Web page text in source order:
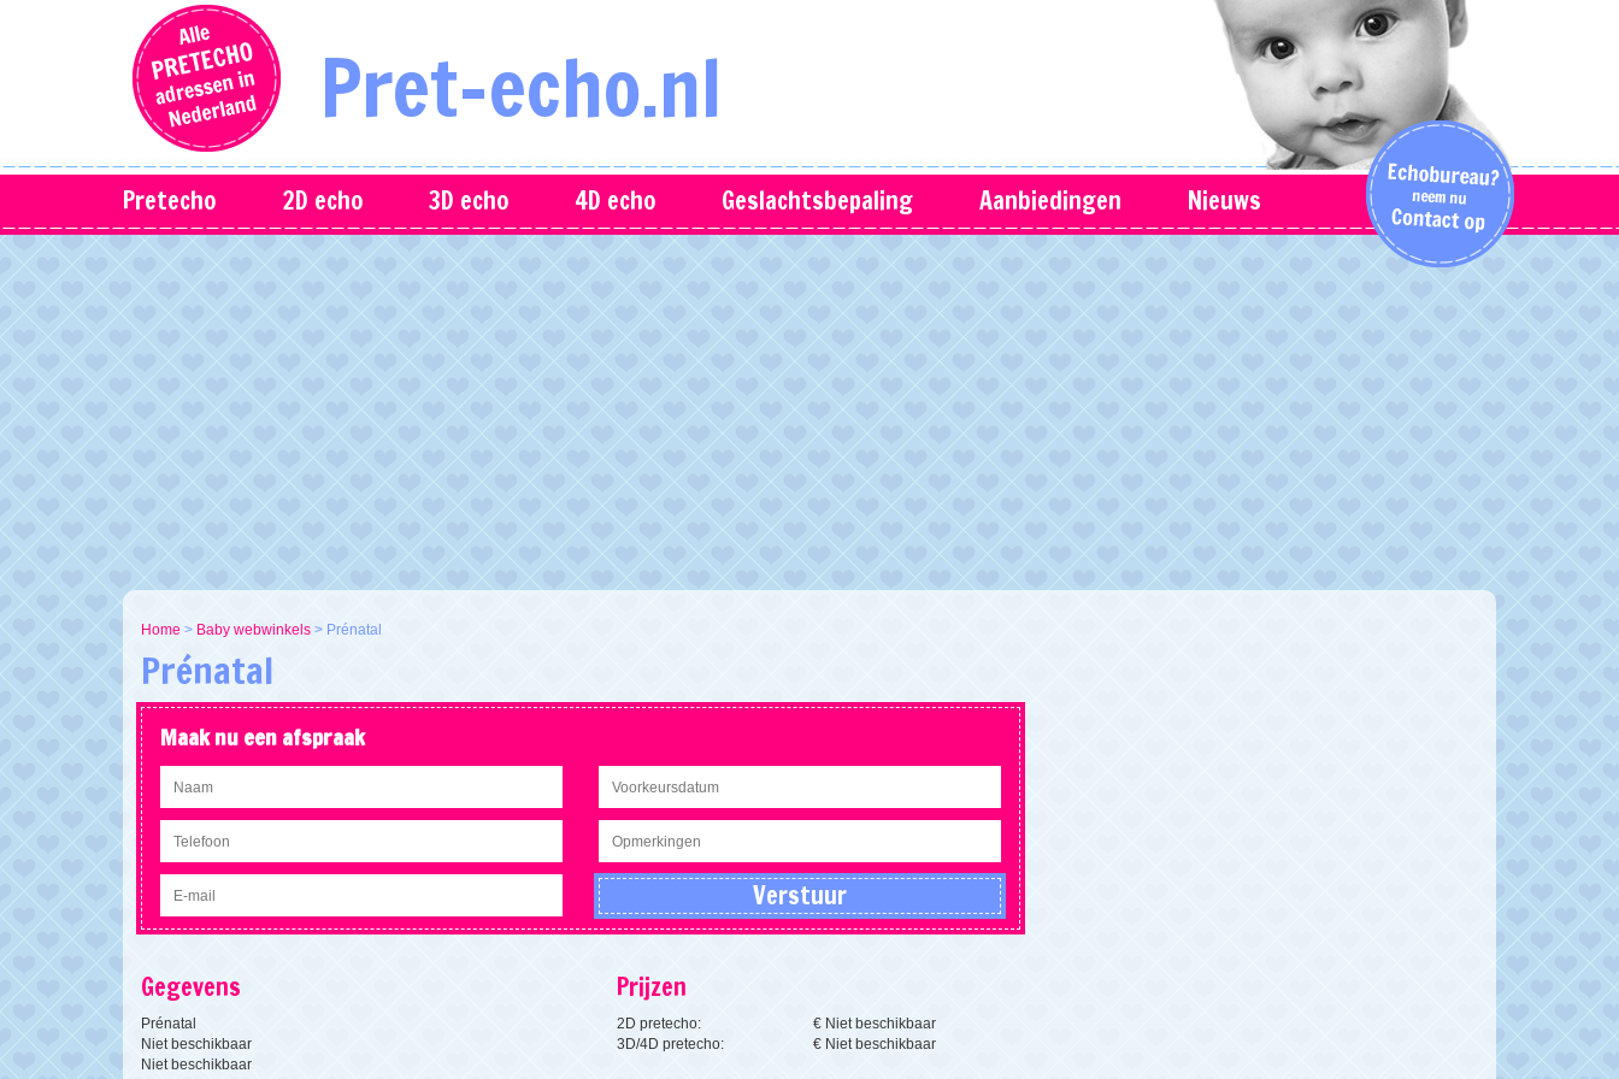
Pret-echo.nl
Pretecho 2D echo 3D echo 4D echo Geslachtsbepaling Aanbiedingen Nieuws
Home > Baby webwinkels > Prénatal
Prénatal
Maak nu een afspraak
Gegevens
Prénatal
Niet beschikbaar
Niet beschikbaar
Prijzen
2D pretecho:
€ Niet beschikbaar
3D/4D pretecho:
€ Niet beschikbaar